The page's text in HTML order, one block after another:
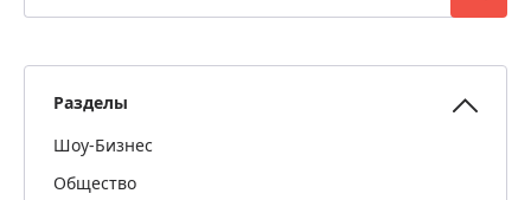
Разделы
Шоу-Бизнес
Общество